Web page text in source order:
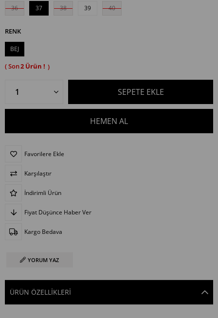
2
36 37 38 39 40
RENK
BEJ
Favorilere Ekle
Karşılaştır
İndirimli Ürün
Fiyat Düşünce Haber Ver
Kargo Bedava
YORUM YAZ
ÜRÜN ÖZELLIKLERI